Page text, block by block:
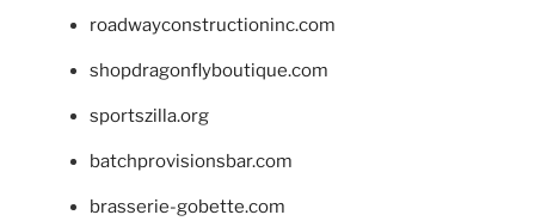
roadwayconstructioninc.com
shopdragonflyboutique.com
sportszilla.org
batchprovisionsbar.com
brasserie-gobette.com